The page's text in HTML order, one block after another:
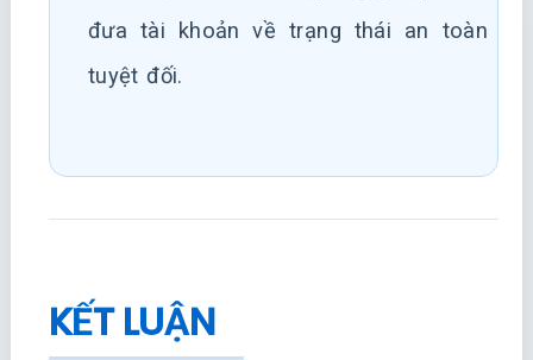
đưa tài khoản về trạng thái an toàn
tuyệt đối.
KẾT LUẬN